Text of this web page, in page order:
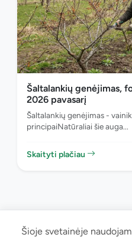
Šaltalankių genėjimas,
2026 pavasarį
Šaltalankių genėjimas -
principaiNatūraliai šie auga...
Skaityti plačiau
Šioje svetainėje